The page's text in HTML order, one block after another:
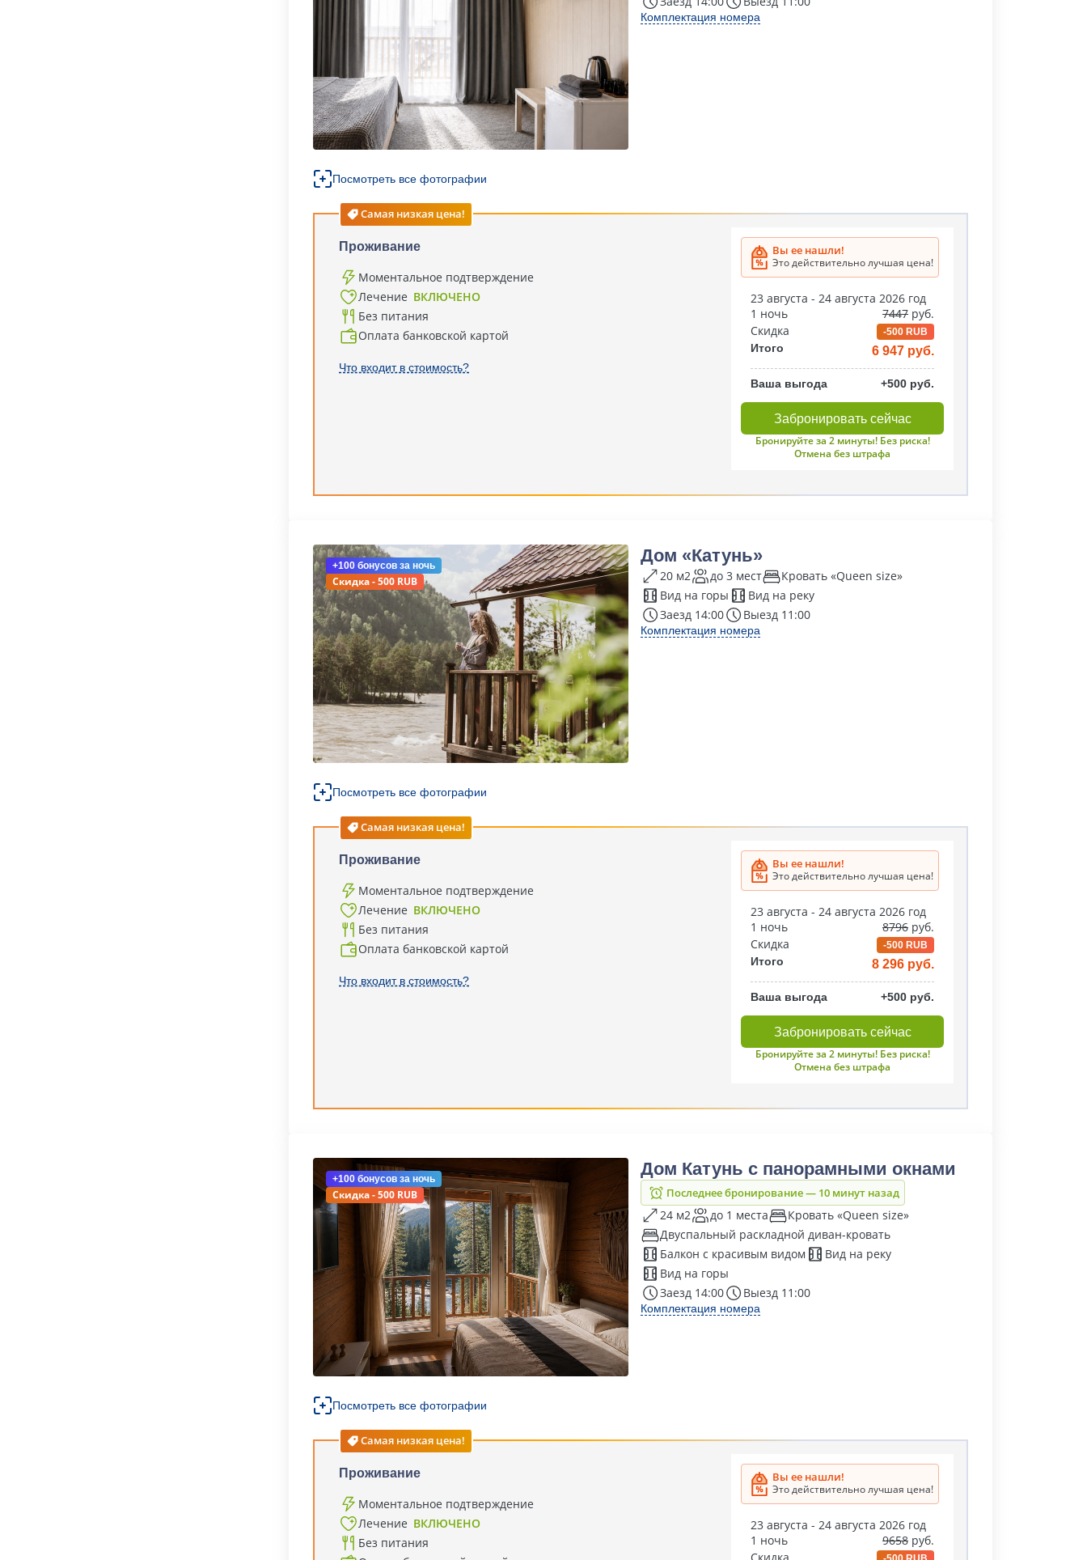
Посмотреть все фотографии
Комплектация номера
Самая низкая цена!
Проживание
Моментальное подтверждение
Лечение ВКЛЮЧЕНО
Без питания
Оплата банковской картой
Что входит в стоимость?
Вы ее нашли!
Это действительно лучшая цена!
23 августа - 24 августа 2026 год
1 ночь
7447 руб.
Скидка
-500 RUB
Итого 6 947 руб.
Ваша выгода +500 руб.
Забронировать сейчас
Бронируйте за 2 минуты! Без риска!
Отмена без штрафа
+100 бонусов за ночь
Скидка - 500 RUB
Посмотреть все фотографии
Дом «Катунь»
20 м2 до 3 мест
Кровать «Queen size»
Вид на горы
Вид на реку
Заезд 14:00
Выезд 11:00
Комплектация номера
Самая низкая цена!
Проживание
Моментальное подтверждение
Лечение ВКЛЮЧЕНО
Без питания
Оплата банковской картой
Что входит в стоимость?
Вы ее нашли!
Это действительно лучшая цена!
23 августа - 24 августа 2026 год
1 ночь
8796 руб.
Скидка
-500 RUB
Итого 8 296 руб.
Ваша выгода +500 руб.
Забронировать сейчас
Бронируйте за 2 минуты! Без риска!
Отмена без штрафа
+100 бонусов за ночь
Скидка - 500 RUB
Посмотреть все фотографии
Дом Катунь с панорамными окнами
Последнее бронирование — 10 минут назад
24 м2 до 1 места
Кровать «Queen size»
Двуспальный раскладной диван-кровать
Балкон с красивым видом
Вид на реку
Вид на горы
Заезд 14:00
Выезд 11:00
Комплектация номера
Самая низкая цена!
Проживание
Моментальное подтверждение
Лечение ВКЛЮЧЕНО
Без питания
Вы ее нашли!
Это действительно лучшая цена!
23 августа - 24 августа 2026 год
1 ночь
9658 руб.